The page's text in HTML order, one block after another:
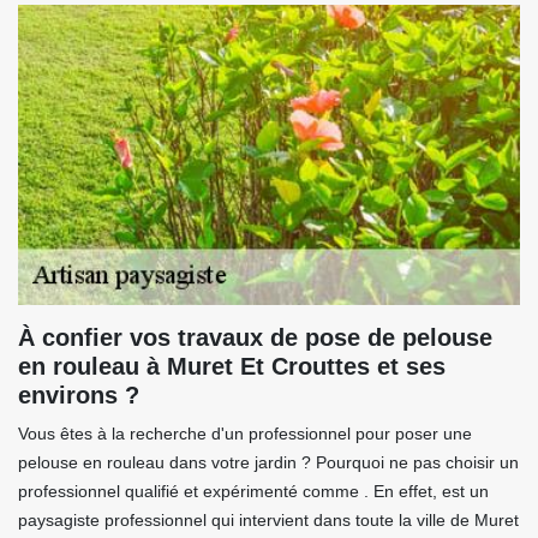
À confier vos travaux de pose de pelouse
en rouleau à Muret Et Crouttes et ses
environs ?
Vous êtes à la recherche d'un professionnel pour poser une
pelouse en rouleau dans votre jardin ? Pourquoi ne pas choisir un
professionnel qualifié et expérimenté comme . En effet, est un
paysagiste professionnel qui intervient dans toute la ville de Muret